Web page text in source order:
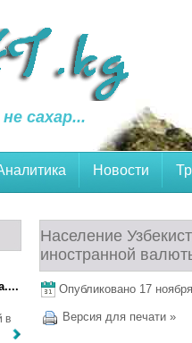
сахар...
Новости
Население
иностранной
Опубликовано 17
Версия для печати »
.
в